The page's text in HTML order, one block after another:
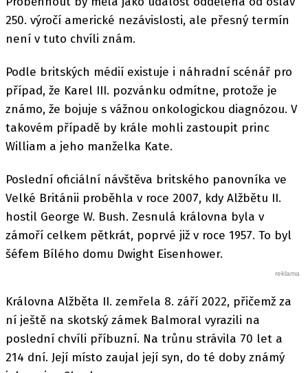
250. výročí americké nezávislosti, ale přesný termín
není v tuto chvíli znám.
Podle britských médií existuje i náhradní scénář pro
případ, že Karel III. pozvánku odmítne, protože je
známo, že bojuje s vážnou onkologickou diagnózou. V
takovém případě by krále mohli zastoupit princ
William a jeho manželka Kate.
Poslední oficiální návštěva britského panovníka ve
Velké Británii proběhla v roce 2007, kdy Alžbětu II.
hostil George W. Bush. Zesnulá královna byla v
zámoří celkem pětkrát, poprvé již v roce 1957. To byl
šéfem Bílého domu Dwight Eisenhower.
Královna Alžběta II. zemřela 8. září 2022, přičemž za
ní ještě na skotský zámek Balmoral vyrazili na
poslední chvíli příbuzní. Na trůnu strávila 70 let a
214 dní. Její místo zaujal její syn, do té doby známý